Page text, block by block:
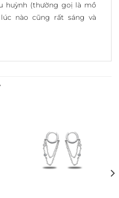
huỳnh (thường goị là mồ
nào cũng rất sáng và